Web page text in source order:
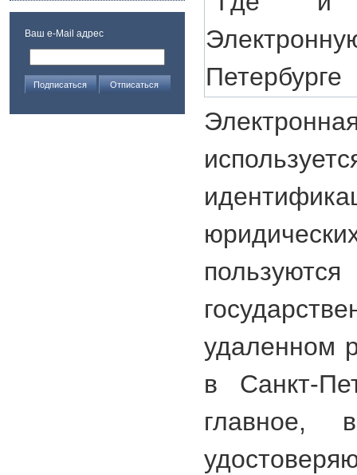
Ваш e-Mail адрес
удаленном
в Санкт-
главное,